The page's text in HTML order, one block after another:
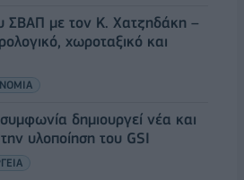
ΣΒΑΠ με τον Κ. Χατζηδάκη –
χωροταξικό και
δημιουργεί νέα και
υλοποίηση του GSI